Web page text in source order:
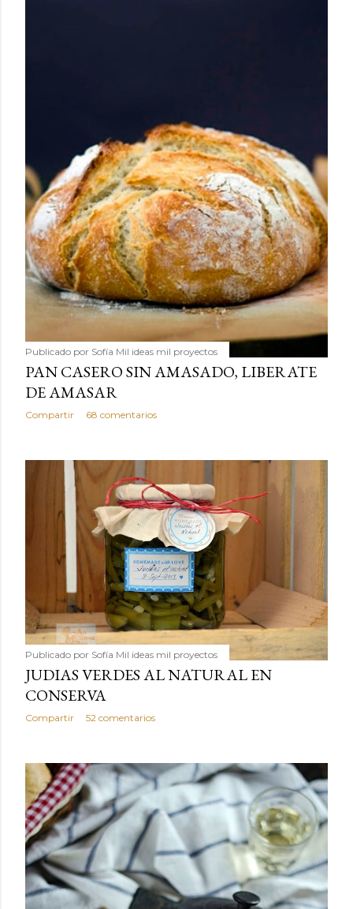
Publicado por Sofía Mil ideas mil proyectos
PAN CASERO SIN AMASADO, LIBERATE
DE AMASAR
Compartir 68 comentarios
Publicado por Sofía Mil ideas mil proyectos
JUDIAS VERDES AL NATURAL EN
CONSERVA
Compartir 52 comentarios